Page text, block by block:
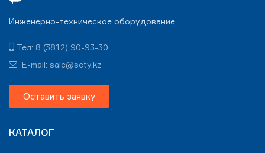
Инженерно-техническое оборудование
Тел: 8 (3812) 90-93-30
E-mail: sale@sety.kz
Оставить заявку
КАТАЛОГ